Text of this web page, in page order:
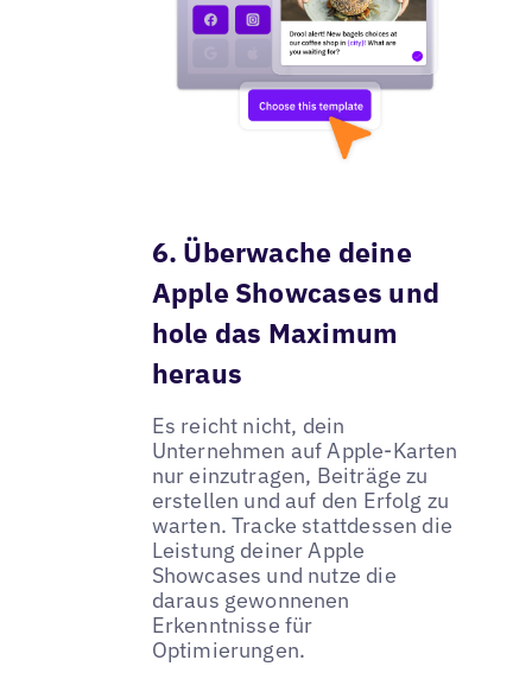
6. Überwache deine
Apple Showcases und
hole das Maximum
heraus
Es reicht nicht, dein
Unternehmen auf Apple-Karten
nur einzutragen, Beiträge zu
erstellen und auf den Erfolg zu
warten. Tracke stattdessen die
Leistung deiner Apple
Showcases und nutze die
daraus gewonnenen
Erkenntnisse für
Optimierungen.